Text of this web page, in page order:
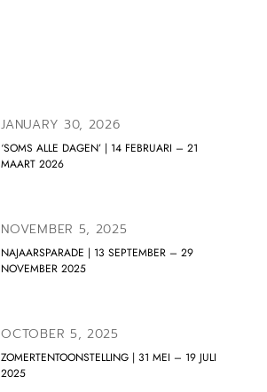
JANUARY 30, 2026
‘SOMS ALLE DAGEN’ | 14 FEBRUARI – 21
MAART 2026
NOVEMBER 5, 2025
NAJAARSPARADE | 13 SEPTEMBER – 29
NOVEMBER 2025
OCTOBER 5, 2025
ZOMERTENTOONSTELLING | 31 MEI – 19 JULI
2025